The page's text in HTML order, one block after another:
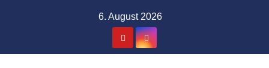
6. August 2026